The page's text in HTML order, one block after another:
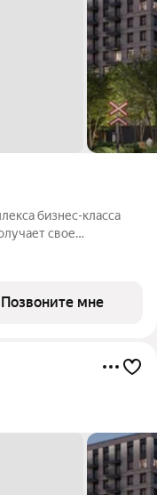
бизнес-класса
свое
проекта
городского жилья,
Позвоните мне